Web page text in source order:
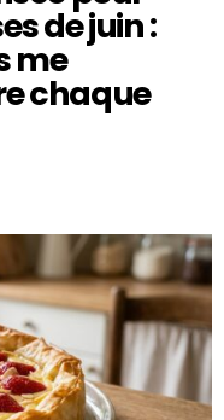
de juin :
me
chaque